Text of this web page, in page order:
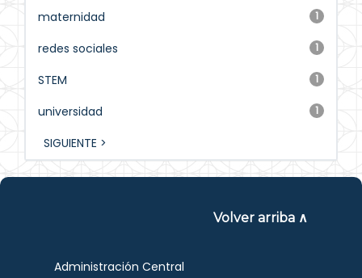
1
maternidad
1
redes sociales
1
STEM
1
universidad
SIGUIENTE >
Volver arriba ∧
Administración Central